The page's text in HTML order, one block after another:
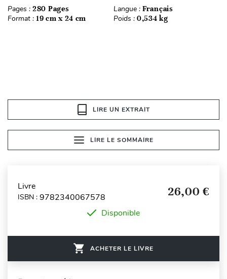
Pages : 280 Pages Langue : Français
Format : 19 cm x 24 cm Poids : 0,534 kg
LIRE UN EXTRAIT
LIRE LE SOMMAIRE
Livre
ISBN : 9782340067578 26,00 €
Disponible
ACHETER LE LIVRE